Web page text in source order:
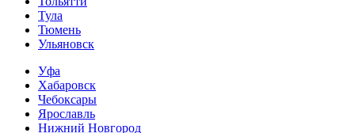
Тула
Тюмень
Ульяновск
Уфа
Хабаровск
Чебоксары
Ярославль
Нижний Новгород